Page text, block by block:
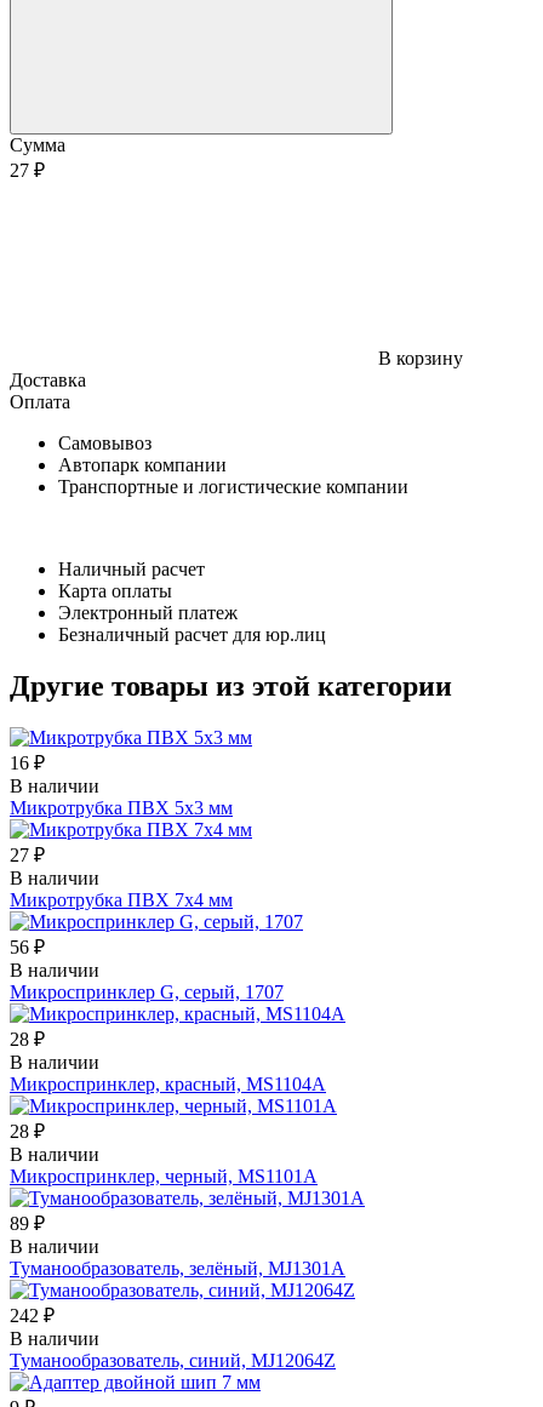
Сумма
27 ₽
В корзину
Доставка
Оплата
Самовывоз
Автопарк компании
Транспортные и логистические компании
Наличный расчет
Карта оплаты
Электронный платеж
Безналичный расчет для юр.лиц
Другие товары из этой категории
16 ₽
В наличии
Микротрубка ПВХ 5х3 мм
27 ₽
В наличии
Микротрубка ПВХ 7х4 мм
56 ₽
В наличии
Микроспринклер G, серый, 1707
28 ₽
В наличии
Микроспринклер, красный, MS1104A
28 ₽
В наличии
Микроспринклер, черный, MS1101A
89 ₽
В наличии
Туманообразователь, зелёный, MJ1301A
242 ₽
В наличии
Туманообразователь, синий, MJ12064Z